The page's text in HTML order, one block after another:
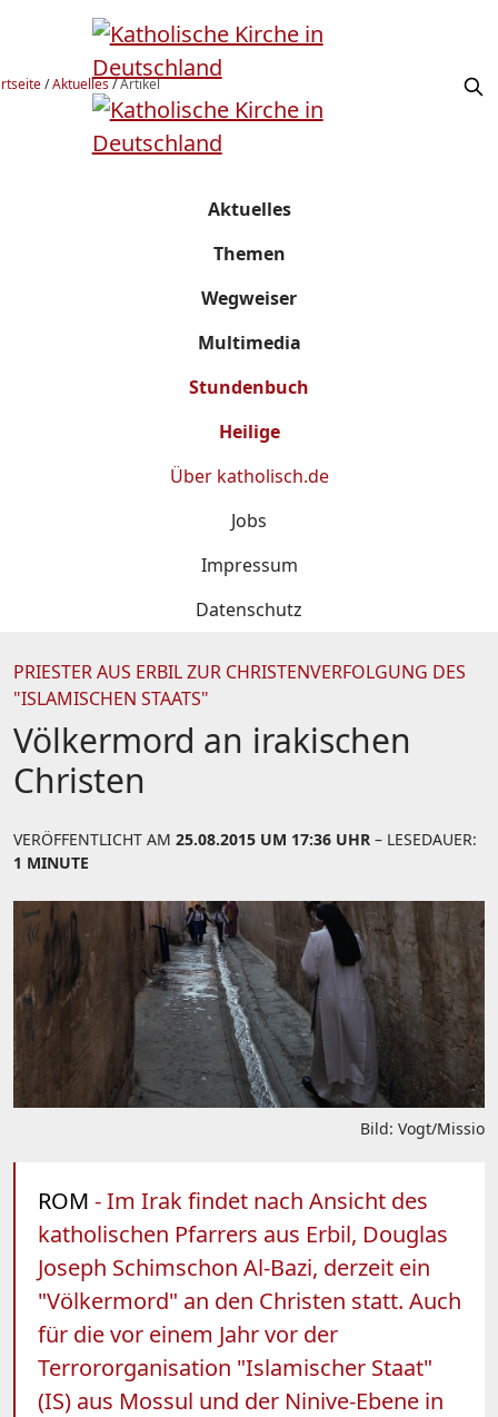
/Aktuelles/Artikel
Aktuelles
Themen
Wegweiser
Multimedia
Stundenbuch
Heilige
Über katholisch.de
Jobs
Impressum
Datenschutz
PRIESTER AUS ERBIL ZUR CHRISTENVERFOLGUNG DES
"ISLAMISCHEN STAATS"
Völkermord an irakischen
Christen
VERÖFFENTLICHT AM 25.08.2015 UM 17:36 UHR – LESEDAUER:
1 MINUTE
Bild: Vogt/Missio
ROM - Im Irak findet nach Ansicht des
katholischen Pfarrers aus Erbil, Douglas
Joseph Schimschon Al-Bazi, derzeit ein
"Völkermord" an den Christen statt. Auch
für die vor einem Jahr vor der
Terrororganisation "Islamischer Staat"
(IS) aus Mossul und der Ninive-Ebene in